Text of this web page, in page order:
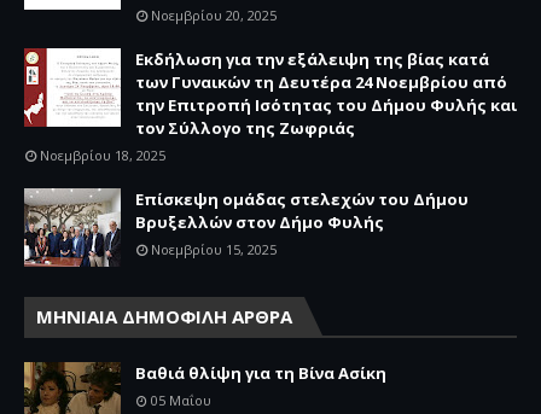
Νοεμβρίου 20, 2025
Εκδήλωση για την εξάλειψη της βίας κατά
των Γυναικών τη Δευτέρα 24 Νοεμβρίου από
την Επιτροπή Ισότητας του Δήμου Φυλής και
τον Σύλλογο της Ζωφριάς
Νοεμβρίου 18, 2025
Επίσκεψη ομάδας στελεχών του Δήμου
Βρυξελλών στον Δήμο Φυλής
Νοεμβρίου 15, 2025
ΜΗΝΙΑΙΑ ΔΗΜΟΦΙΛΗ ΑΡΘΡΑ
Βαθιά θλίψη για τη Βίνα Ασίκη
05 Μαΐου